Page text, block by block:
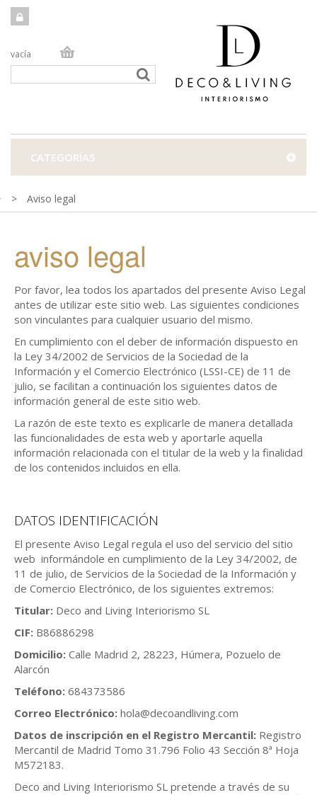
vacía
TIENDA ONLINE
CATEGORÍAS
> Aviso legal
aviso legal
Por favor, lea todos los apartados del presente Aviso Legal
antes de utilizar este sitio web. Las siguientes condiciones
son vinculantes para cualquier usuario del mismo.
En cumplimiento con el deber de información dispuesto en
la Ley 34/2002 de Servicios de la Sociedad de la
Información y el Comercio Electrónico (LSSI-CE) de 11 de
julio, se facilitan a continuación los siguientes datos de
información general de este sitio web.
La razón de este texto es explicarle de manera detallada
las funcionalidades de esta web y aportarle aquella
información relacionada con el titular de la web y la finalidad
de los contenidos incluidos en ella.
DATOS IDENTIFICACIÓN
El presente Aviso Legal regula el uso del servicio del sitio
web informándole en cumplimiento de la Ley 34/2002, de
11 de julio, de Servicios de la Sociedad de la Información y
de Comercio Electrónico, de los siguientes extremos:
Titular: Deco and Living Interiorismo SL
CIF: B86886298
Domicilio: Calle Madrid 2, 28223, Húmera, Pozuelo de
Alarcón
Teléfono: 684373586
Correo Electrónico: hola@decoandliving.com
Datos de inscripción en el Registro Mercantil: Registro
Mercantil de Madrid Tomo 31.796 Folio 43 Sección 8ª Hoja
M572183.
Deco and Living Interiorismo SL pretende a través de su